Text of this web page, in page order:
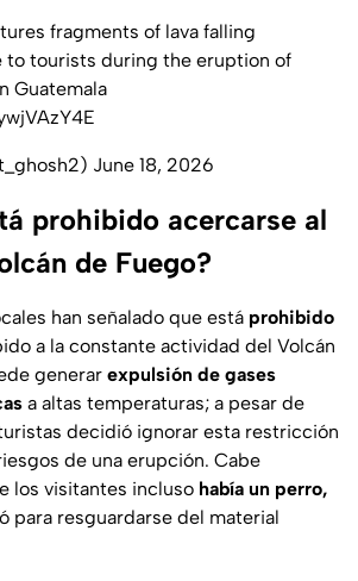
fragments of lava falling
to tourists during the eruption of
Guatemala
June 18, 2026
prohibido acercarse al
de Fuego?
han señalado que está prohibido
a la constante actividad del Volcán
generar expulsión de gases
a altas temperaturas; a pesar de
decidió ignorar esta restricción
de una erupción. Cabe
los visitantes incluso había un perro,
para resguardarse del material